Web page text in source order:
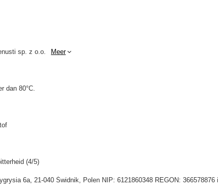
sp. z o.o. Meer
dan 80°C.
(4/5)
6a, 21-040 Świdnik, Polen NIP: 6121860348 REGON: 366578876